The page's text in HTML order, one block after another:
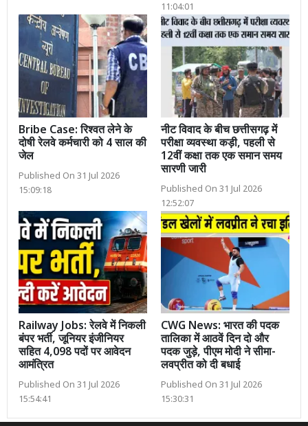
11:04:01
Bribe Case: रिश्वत लेने के
दोषी रेलवे कर्मचारी को 4 साल की
जेल
Published On 31 Jul 2026
15:09:18
नीट विवाद के बीच छत्तीसगढ़ में
परीक्षा व्यवस्था कड़ी, पहली से
12वीं कक्षा तक एक समान समय
सारणी जारी
Published On 31 Jul 2026
12:52:07
Railway Jobs: रेलवे में निकली
बंपर भर्ती, जूनियर इंजीनियर
सहित 4,098 पदों पर आवेदन
आमंत्रित
Published On 31 Jul 2026
15:54:41
CWG News: भारत की पदक
तालिका में आठवें दिन दो और
पदक जुड़े, पीएम मोदी ने सीमा-
लवप्रीत को दी बधाई
Published On 31 Jul 2026
15:30:31